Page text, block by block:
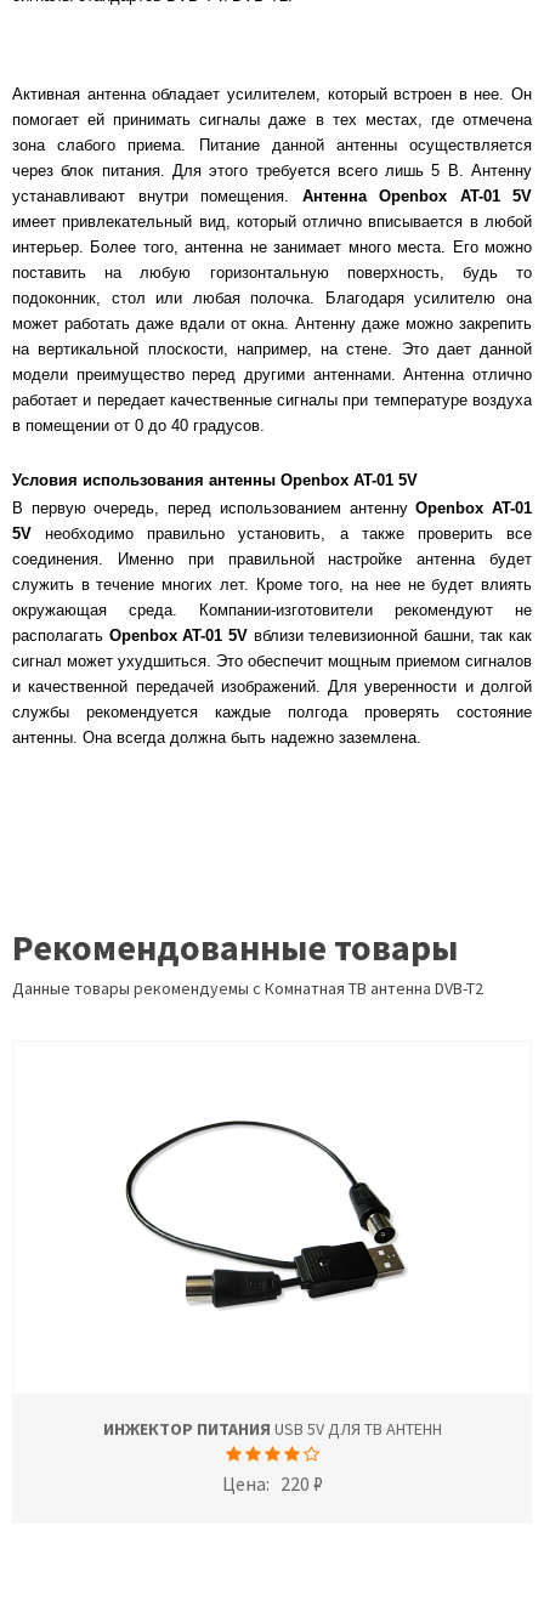
Активная антенна обладает усилителем, который встроен в нее. Он
помогает ей принимать сигналы даже в тех местах, где отмечена
зона слабого приема. Питание данной антенны осуществляется
через блок питания. Для этого требуется всего лишь 5 В. Антенну
устанавливают внутри помещения. Антенна Openbox AT-01 5V
имеет привлекательный вид, который отлично вписывается в любой
интерьер. Более того, антенна не занимает много места. Его можно
поставить на любую горизонтальную поверхность, будь то
подоконник, стол или любая полочка. Благодаря усилителю она
может работать даже вдали от окна. Антенну даже можно закрепить
на вертикальной плоскости, например, на стене. Это дает данной
модели преимущество перед другими антеннами. Антенна отлично
работает и передает качественные сигналы при температуре воздуха
в помещении от 0 до 40 градусов.
Условия использования антенны Openbox AT-01 5V
В первую очередь, перед использованием антеннуOpenbox AT-01
5Vнеобходимо правильно установить, а также проверить все
соединения. Именно при правильной настройке антенна будет
служить в течение многих лет. Кроме того, на нее не будет влиять
окружающая среда. Компании-изготовители рекомендуют не
располагать Openbox AT-01 5V вблизи телевизионной башни, так как
сигнал может ухудшиться. Это обеспечит мощным приемом сигналов
и качественной передачей изображений. Для уверенности и долгой
службы рекомендуется каждые полгода проверять состояние
антенны. Она всегда должна быть надежно заземлена.
Рекомендованные товары
Данные товары рекомендуемы с Комнатная ТВ антенна DVB-T2
ИНЖЕКТОР ПИТАНИЯ USB 5V ДЛЯ ТВ АНТЕНН
Цена: 220 ₽